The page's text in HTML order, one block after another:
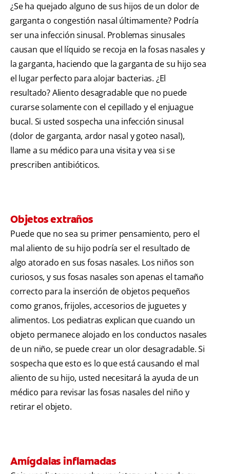
¿Se ha quejado alguno de sus hijos de un dolor de
garganta o congestión nasal últimamente? Podría
ser una infección sinusal. Problemas sinusales
causan que el líquido se recoja en la fosas nasales y
la garganta, haciendo que la garganta de su hijo sea
el lugar perfecto para alojar bacterias. ¿El
resultado? Aliento desagradable que no puede
curarse solamente con el cepillado y el enjuague
bucal. Si usted sospecha una infección sinusal
(dolor de garganta, ardor nasal y goteo nasal),
llame a su médico para una visita y vea si se
prescriben antibióticos.
Objetos extraños
Puede que no sea su primer pensamiento, pero el
mal aliento de su hijo podría ser el resultado de
algo atorado en sus fosas nasales. Los niños son
curiosos, y sus fosas nasales son apenas el tamaño
correcto para la inserción de objetos pequeños
como granos, frijoles, accesorios de juguetes y
alimentos. Los pediatras explican que cuando un
objeto permanece alojado en los conductos nasales
de un niño, se puede crear un olor desagradable. Si
sospecha que esto es lo que está causando el mal
aliento de su hijo, usted necesitará la ayuda de un
médico para revisar las fosas nasales del niño y
retirar el objeto.
Amígdalas inflamadas